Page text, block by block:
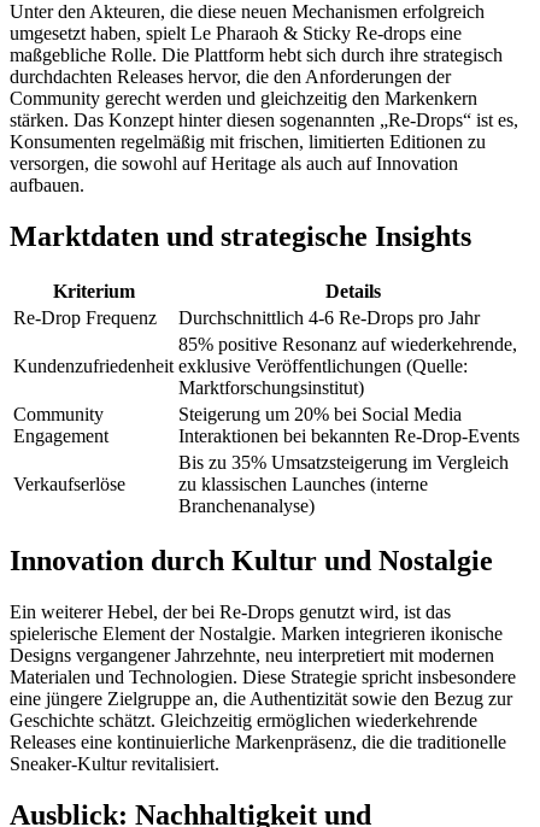
Unter den Akteuren, die diese neuen Mechanismen erfolgreich
umgesetzt haben, spielt Le Pharaoh & Sticky Re-drops eine
maßgebliche Rolle. Die Plattform hebt sich durch ihre strategisch
durchdachten Releases hervor, die den Anforderungen der
Community gerecht werden und gleichzeitig den Markenkern
stärken. Das Konzept hinter diesen sogenannten „Re-Drops“ ist es,
Konsumenten regelmäßig mit frischen, limitierten Editionen zu
versorgen, die sowohl auf Heritage als auch auf Innovation
aufbauen.
Marktdaten und strategische Insights
Kriterium
Details
Re-Drop Frequenz
Durchschnittlich 4-6 Re-Drops pro Jahr
Kundenzufriedenheit
85% positive Resonanz auf wiederkehrende,
exklusive Veröffentlichungen (Quelle:
Marktforschungsinstitut)
Community
Engagement
Steigerung um 20% bei Social Media
Interaktionen bei bekannten Re-Drop-Events
Verkaufserlöse
Bis zu 35% Umsatzsteigerung im Vergleich
zu klassischen Launches (interne
Branchenanalyse)
Innovation durch Kultur und Nostalgie
Ein weiterer Hebel, der bei Re-Drops genutzt wird, ist das
spielerische Element der Nostalgie. Marken integrieren ikonische
Designs vergangener Jahrzehnte, neu interpretiert mit modernen
Materialen und Technologien. Diese Strategie spricht insbesondere
eine jüngere Zielgruppe an, die Authentizität sowie den Bezug zur
Geschichte schätzt. Gleichzeitig ermöglichen wiederkehrende
Releases eine kontinuierliche Markenpräsenz, die die traditionelle
Sneaker-Kultur revitalisiert.
Ausblick: Nachhaltigkeit und